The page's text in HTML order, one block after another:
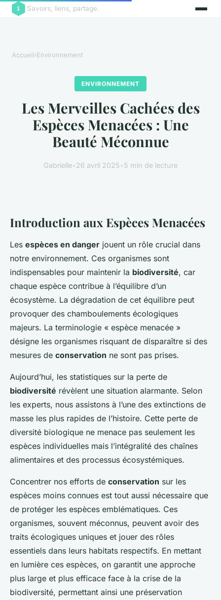
Savoirs, liens, partage.
Accueil›Environnement
ENVIRONNEMENT
Les Merveilles Cachées des
Espèces Menacées : Une
Beauté Méconnue
Gabrielle•26 avril 2025•5 min de lecture
Introduction aux Espèces Menacées
Les espèces en danger jouent un rôle crucial dans
notre environnement. Ces organismes sont
indispensables pour maintenir la biodiversité, car
chaque espèce contribue à l’équilibre d’un
écosystème. La dégradation de cet équilibre peut
provoquer des chamboulements écologiques
majeurs. La terminologie « espèce menacée »
désigne les organismes risquant de disparaître si des
mesures de conservation ne sont pas prises.
Aujourd’hui, les statistiques sur la perte de
biodiversité révèlent une situation alarmante. Selon
les experts, nous assistons à l’une des extinctions de
masse les plus rapides de l’histoire. Cette perte de
diversité biologique ne menace pas seulement les
espèces individuelles mais l’intégralité des chaînes
alimentaires et des processus écosystémiques.
Concentrer nos efforts de conservation sur les
espèces moins connues est tout aussi nécessaire que
de protéger les espèces emblématiques. Ces
organismes, souvent méconnus, peuvent avoir des
traits écologiques uniques et jouer des rôles
essentiels dans leurs habitats respectifs. En mettant
en lumière ces espèces, on garantit une approche
plus large et plus efficace face à la crise de la
biodiversité, permettant ainsi une préservation